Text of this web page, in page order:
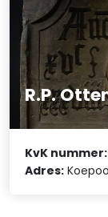
R.P.
KvK nummer:
Adres: